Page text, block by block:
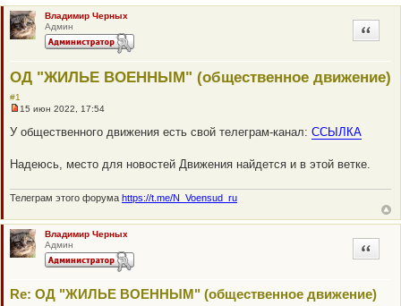
Владимир Черных
Админ
ОД "ЖИЛЬЕ ВОЕННЫМ" (общественное движение)
Цитата
#1
п
ч
т
а
н
о
е
с
щ
15 июн 2022, 17:54
У общественного движения есть свой телеграм-канал: ССЫЛКА
Надеюсь, место для новостей Движения найдется и в этой ветке.
Телеграм этого форума https://t.me/N_Voensud_ru
Владимир Черных
Админ
Re: ОД "ЖИЛЬЕ ВОЕННЫМ" (общественное движение)
Цитата